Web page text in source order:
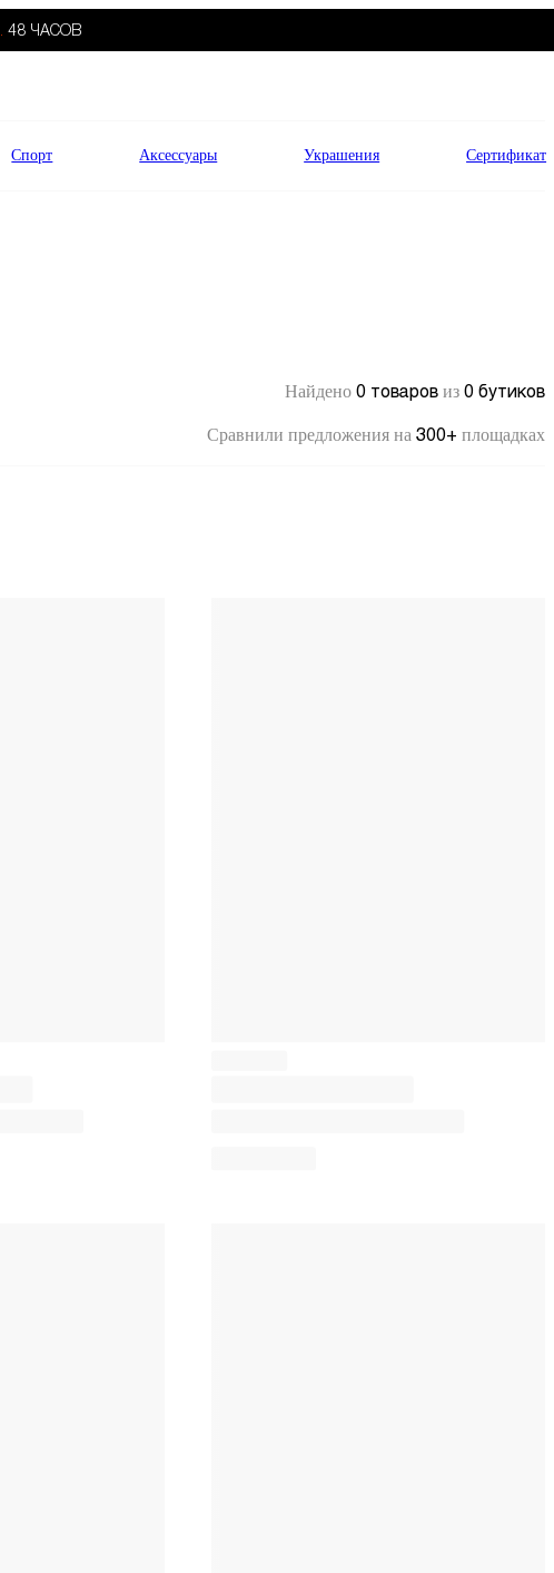
48 ЧАСОВ
Спорт Аксессуары Украшения Сертификат
Найдено 0 товаров из 0 бутиков
Сравнили предложения на 300+ площадках